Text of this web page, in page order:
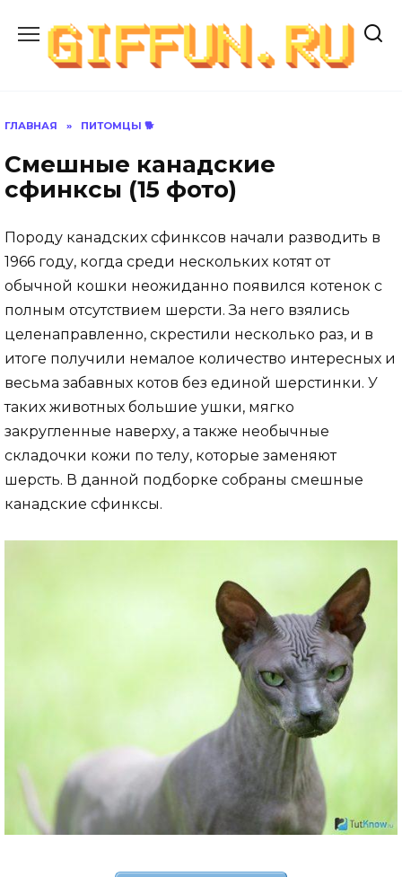
содержанию
ГЛАВНАЯ » ПИТОМЦЫ 🐕
Смешные канадские
сфинксы (15 фото)
Породу канадских сфинксов начали разводить в
1966 году, когда среди нескольких котят от
обычной кошки неожиданно появился котенок с
полным отсутствием шерсти. За него взялись
целенаправленно, скрестили несколько раз, и в
итоге получили немалое количество интересных и
весьма забавных котов без единой шерстинки. У
таких животных большие ушки, мягко
закругленные наверху, а также необычные
складочки кожи по телу, которые заменяют
шерсть. В данной подборке собраны смешные
канадские сфинксы.